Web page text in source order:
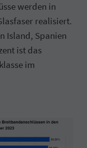
werden in
realisiert.
Island, Spanien
ist das
im